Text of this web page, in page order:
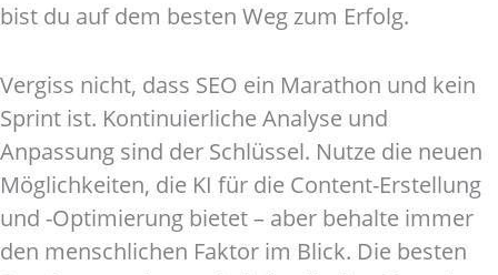
bist du auf dem besten Weg zum Erfolg.
Vergiss nicht, dass SEO ein Marathon und kein
Sprint ist. Kontinuierliche Analyse und
Anpassung sind der Schlüssel. Nutze die neuen
Möglichkeiten, die KI für die Content-Erstellung
und -Optimierung bietet – aber behalte immer
den menschlichen Faktor im Blick. Die besten